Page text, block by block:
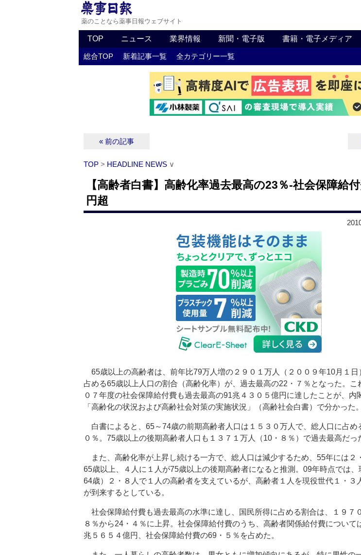
薬のことなら薬事日報ウェブサイト
TOP ニュース 業界情報 新聞・電子版 書籍・電子メディア
総合TOP 新着記事一覧 全カテゴリー一覧
« 前の記事
TOP > HEADLINE NEWS ∨
【高齢者白書】高齢化率過去最高の23％‐社会保障給
円超
65歳以上の高齢者は、前年比79万人増の２９０１万人（２００９年10月１日
占める65歳以上人口の割合（高齢化率）が、過去最高の22・７％となった。こ
０７年度の社会保障給付費も過去最高の91兆４３０５億円に達したことが、内
「高齢化の状況および高齢社会対策の実施状況」（高齢社会白書）で分かった。
白書によると、65～74歳の前期高齢者人口は１５３０万人で、総人口に占め
０％。75歳以上の後期高齢者人口も１３７１万人（10・８％）で過去最高だっ
また、高齢化率が上昇し続ける一方で、総人口は減少するため、55年には２
65歳以上、４人に１人が75歳以上の後期高齢者になると推測。09年時点では、
64歳）２・８人で１人の高齢者を支えているが、高齢者１人を現役世代１・３
が到来するとしている。
社会保障給付費も過去最高の水準に達し、国民所得に占める割合は、１９７
８％から24・４％に上昇。社会保障給付費のうち、高齢者関係給付費について
兆５６５４億円、社会保障給付費の69・５％を占めた。